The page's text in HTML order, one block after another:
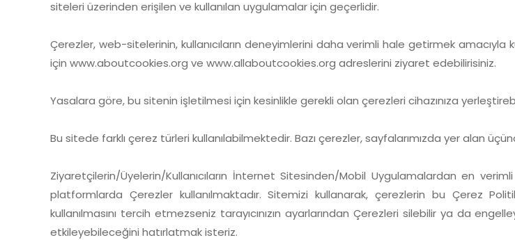
siteleri üzerinden erişilen ve kullanılan uygulamalar için geçerlidir.
Çerezler, web-sitelerinin, kullanıcıların deneyimlerini daha verimli hale getirmek amacıyla
için www.aboutcookies.org ve www.allaboutcookies.org adreslerini ziyaret edebilirisiniz.
Yasalara göre, bu sitenin işletilmesi için kesinlikle gerekli olan çerezleri cihazınıza
Bu sitede farklı çerez türleri kullanılabilmektedir. Bazı çerezler, sayfalarımızda yer alan
Ziyaretçilerin/Üyelerin/Kullanıcıların İnternet Sitesinden/Mobil Uygulamalardan en
platformlarda Çerezler kullanılmaktadır. Sitemizi kullanarak, çerezlerin bu Çerez
kullanılmasını tercih etmezseniz tarayıcınızın ayarlarından Çerezleri silebilir ya da
etkileyebileceğini hatırlatmak isteriz.